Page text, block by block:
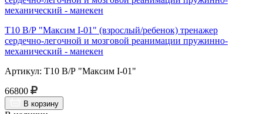
Т10 В/Р "Максим I-01" (взрослый/ребенок) тренажер
сердечно-легочной и мозговой реанимации пружинно-
механический - манекен
Артикул: Т10 В/Р "Максим I-01"
66800
В корзину